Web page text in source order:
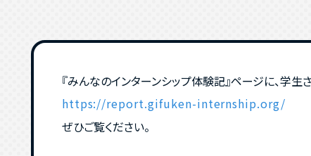
『みんなのインターンシップ体験記』ページに、学
https://report.gifuken-internship.org/
ぜひご覧ください。